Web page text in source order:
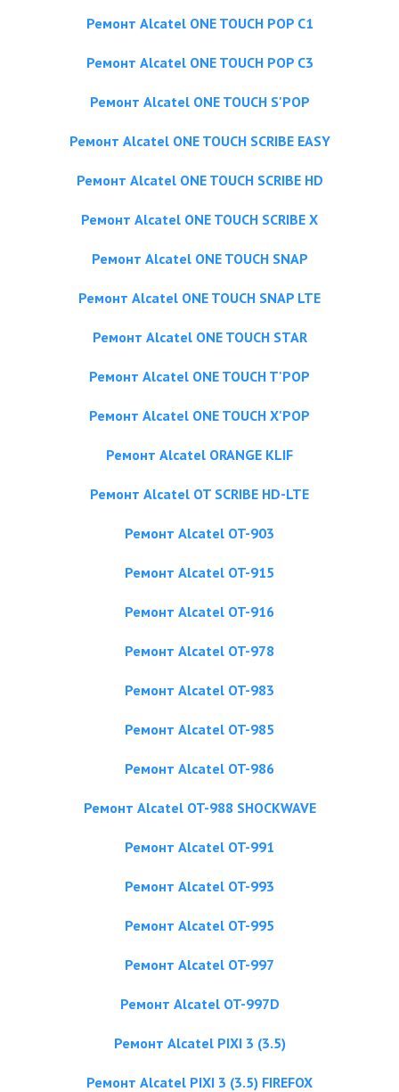
Ремонт Alcatel ONE TOUCH POP C1
Ремонт Alcatel ONE TOUCH POP C3
Ремонт Alcatel ONE TOUCH S'POP
Ремонт Alcatel ONE TOUCH SCRIBE EASY
Ремонт Alcatel ONE TOUCH SCRIBE HD
Ремонт Alcatel ONE TOUCH SCRIBE X
Ремонт Alcatel ONE TOUCH SNAP
Ремонт Alcatel ONE TOUCH SNAP LTE
Ремонт Alcatel ONE TOUCH STAR
Ремонт Alcatel ONE TOUCH T'POP
Ремонт Alcatel ONE TOUCH X'POP
Ремонт Alcatel ORANGE KLIF
Ремонт Alcatel OT SCRIBE HD-LTE
Ремонт Alcatel OT-903
Ремонт Alcatel OT-915
Ремонт Alcatel OT-916
Ремонт Alcatel OT-978
Ремонт Alcatel OT-983
Ремонт Alcatel OT-985
Ремонт Alcatel OT-986
Ремонт Alcatel OT-988 SHOCKWAVE
Ремонт Alcatel OT-991
Ремонт Alcatel OT-993
Ремонт Alcatel OT-995
Ремонт Alcatel OT-997
Ремонт Alcatel OT-997D
Ремонт Alcatel PIXI 3 (3.5)
Ремонт Alcatel PIXI 3 (3.5) FIREFOX